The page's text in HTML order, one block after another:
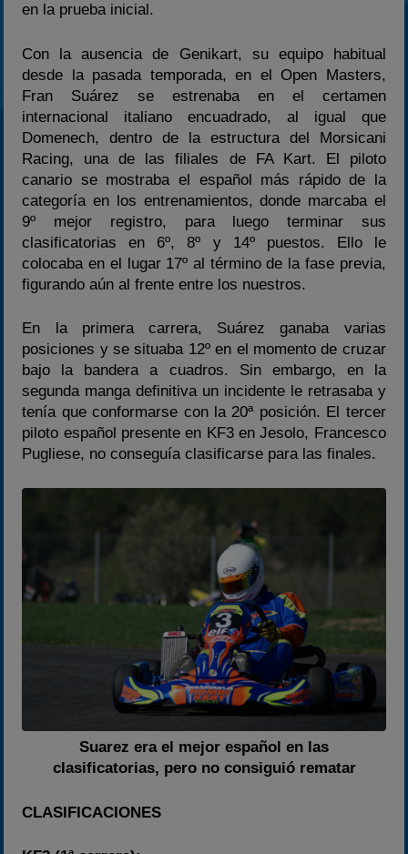
en la prueba inicial.
Con la ausencia de Genikart, su equipo habitual
desde la pasada temporada, en el Open Masters,
Fran Suárez se estrenaba en el certamen
internacional italiano encuadrado, al igual que
Domenech, dentro de la estructura del Morsicani
Racing, una de las filiales de FA Kart. El piloto
canario se mostraba el español más rápido de la
categoría en los entrenamientos, donde marcaba el
9º mejor registro, para luego terminar sus
clasificatorias en 6º, 8º y 14º puestos. Ello le
colocaba en el lugar 17º al término de la fase previa,
figurando aún al frente entre los nuestros.
En la primera carrera, Suárez ganaba varias
posiciones y se situaba 12º en el momento de cruzar
bajo la bandera a cuadros. Sin embargo, en la
segunda manga definitiva un incidente le retrasaba y
tenía que conformarse con la 20ª posición. El tercer
piloto español presente en KF3 en Jesolo, Francesco
Pugliese, no conseguía clasificarse para las finales.
Suarez era el mejor español en las
clasificatorias, pero no consiguió rematar
CLASIFICACIONES